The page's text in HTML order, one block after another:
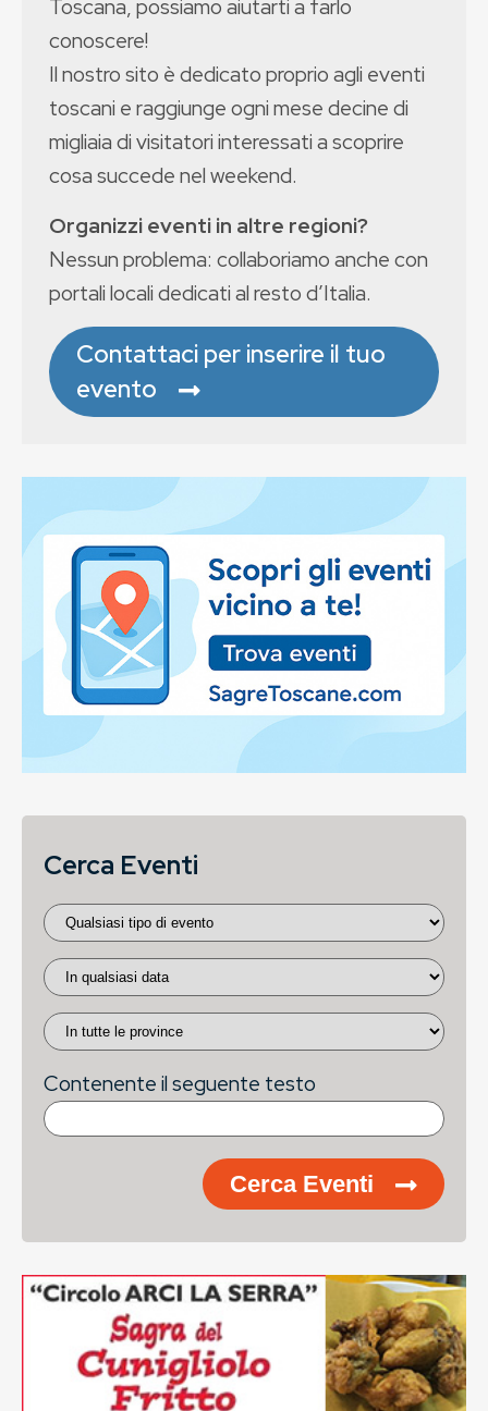
Toscana, possiamo aiutarti a farlo
conoscere!
Il nostro sito è dedicato proprio agli eventi
toscani e raggiunge ogni mese decine di
migliaia di visitatori interessati a scoprire
cosa succede nel weekend.
Organizzi eventi in altre regioni?
Nessun problema: collaboriamo anche con
portali locali dedicati al resto d’Italia.
Contattaci per inserire il tuo
evento
Cerca Eventi
Contenente il seguente testo
Cerca Eventi